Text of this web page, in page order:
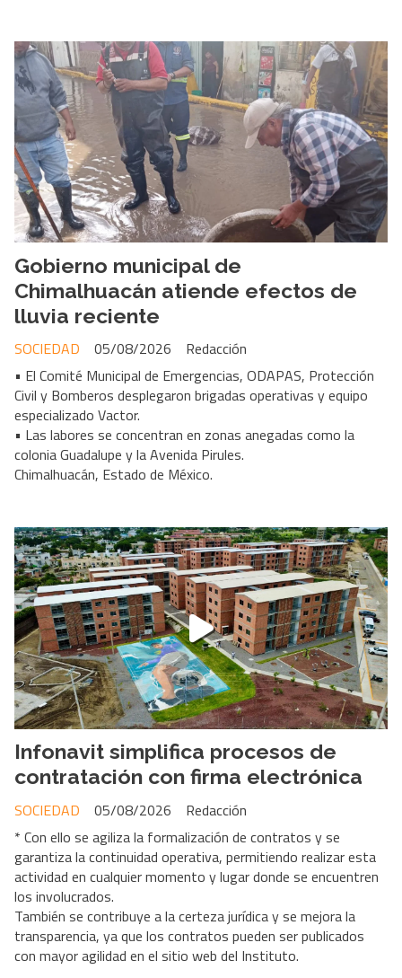
Gobierno municipal de
Chimalhuacán atiende efectos de
lluvia reciente
Redacción
SOCIEDAD
05/08/2026
• El Comité Municipal de Emergencias, ODAPAS, Protección
Civil y Bomberos desplegaron brigadas operativas y equipo
especializado Vactor.
• Las labores se concentran en zonas anegadas como la
colonia Guadalupe y la Avenida Pirules.
Chimalhuacán, Estado de México.
Infonavit simplifica procesos de
contratación con firma electrónica
Redacción
SOCIEDAD
05/08/2026
* Con ello se agiliza la formalización de contratos y se
garantiza la continuidad operativa, permitiendo realizar esta
actividad en cualquier momento y lugar donde se encuentren
los involucrados.
También se contribuye a la certeza jurídica y se mejora la
transparencia, ya que los contratos pueden ser publicados
con mayor agilidad en el sitio web del Instituto.